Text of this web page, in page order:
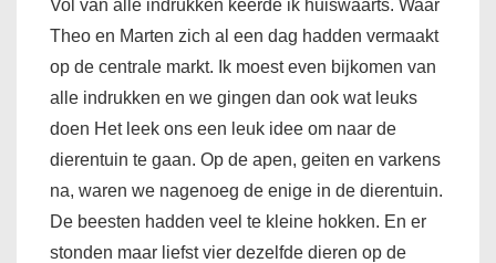
Vol van alle indrukken keerde ik huiswaarts. Waar
Theo en Marten zich al een dag hadden vermaakt
op de centrale markt. Ik moest even bijkomen van
alle indrukken en we gingen dan ook wat leuks
doen Het leek ons een leuk idee om naar de
dierentuin te gaan. Op de apen, geiten en varkens
na, waren we nagenoeg de enige in de dierentuin.
De beesten hadden veel te kleine hokken. En er
stonden maar liefst vier dezelfde dieren op de